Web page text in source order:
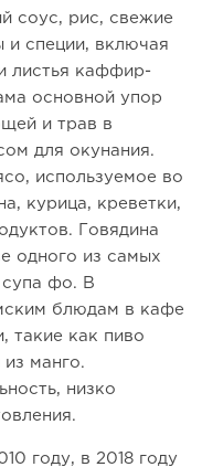
соус, рис, свежие
специи, включая
листья каффир-
основной упор
и трав в
для окунания.
используемое во
курица, креветки,
Говядина
одного из самых
супа фо. В
блюдам в кафе
такие как пиво
манго.
низко
году, в 2018 году